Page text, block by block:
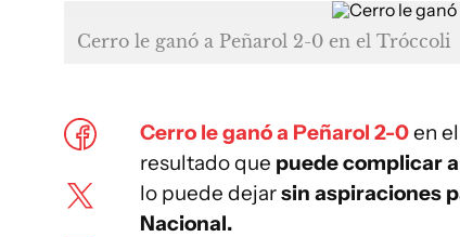
Cerro le ganó a Peñarol 2-0 en el Tróccoli
Cerro le ganó a Peñarol 2-0en
resultado que puede complicar
lo puede dejarsin aspiraciones
Nacional.